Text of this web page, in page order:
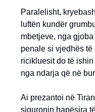
Paralelisht,
luftën kundër
mbetjeve, nga
penale si vjedhës
ricikluesit do të
nga ndarja që në
Ai prezantoi në
siguronin hapësira